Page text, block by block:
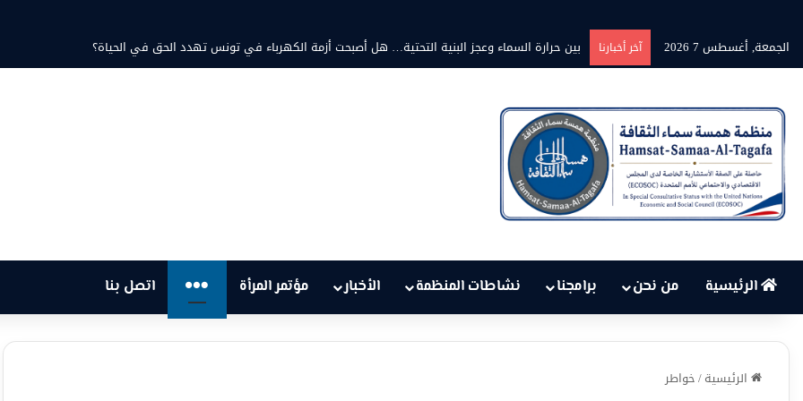
الجمعة, أغسطس 7 2026
آخر أخبارنا برنامج” قلوب شاعرة” بين الشاعر محمد ثابت والشاعرة فاطمة الزامل: عزف على أوتار الحنين وشجن القوافي
الرئيسية من نحن برامجنا نشاطات المنظمة الأخبار مؤتمر المرأة … اتصل بنا
الرئيسية/خواطر